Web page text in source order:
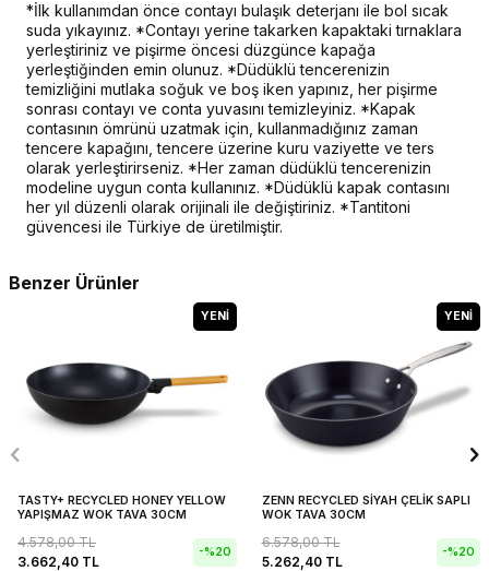
*İlk kullanımdan önce contayı bulaşık deterjanı ile bol sıcak
suda yıkayınız. *Contayı yerine takarken kapaktaki tırnaklara
yerleştiriniz ve pişirme öncesi düzgünce kapağa
yerleştiğinden emin olunuz. *Düdüklü tencerenizin
temizliğini mutlaka soğuk ve boş iken yapınız, her pişirme
sonrası contayı ve conta yuvasını temizleyiniz. *Kapak
contasının ömrünü uzatmak için, kullanmadığınız zaman
tencere kapağını, tencere üzerine kuru vaziyette ve ters
olarak yerleştirirseniz. *Her zaman düdüklü tencerenizin
modeline uygun conta kullanınız. *Düdüklü kapak contasını
her yıl düzenli olarak orijinali ile değiştiriniz. *Tantitoni
güvencesi ile Türkiye de üretilmiştir.
Benzer Ürünler
YENI
TASTY+ RECYCLED HONEY YELLOW
YAPIŞMAZ WOK TAVA 30CM
4.578,00TL
3.662,40 TL
-%20
YENI
ZENN RECYCLED SİYAH ÇELİK SAPLI
WOK TAVA 30CM
6.578,00TL
5.262,40TL
-%20